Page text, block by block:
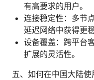
有高要求的用户。
连接稳定性：多节
延迟网络中获得更
设备覆盖：跨平台
扩展的灵活性。
五、如何在中国大陆